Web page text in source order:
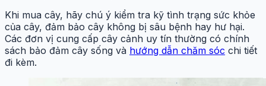
Khi mua cây, hãy chú ý kiểm tra kỹ tình trạng sức khỏe
của cây, đảm bảo cây không bị sâu bệnh hay hư hại.
Các đơn vị cung cấp cây cảnh uy tín thường có chính
sách bảo đảm cây sống và hướng dẫn chăm sóc chi tiết
đi kèm.